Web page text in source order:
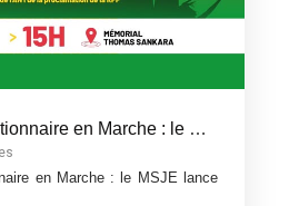
Jeunesse Révolutionnaire en Marche : le MSJE lance l'initiative
en Marche : le MSJE lance